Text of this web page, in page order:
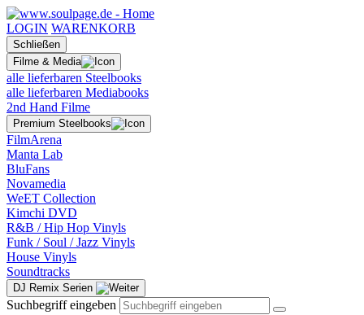
LOGIN WARENKORB
Schließen
Filme & Media
alle lieferbaren Steelbooks
alle lieferbaren Mediabooks
2nd Hand Filme
Premium Steelbooks
FilmArena
Manta Lab
BluFans
Novamedia
WeET Collection
Kimchi DVD
R&B / Hip Hop Vinyls
Funk / Soul / Jazz Vinyls
House Vinyls
Soundtracks
DJ Remix Serien
Suchbegriff eingeben